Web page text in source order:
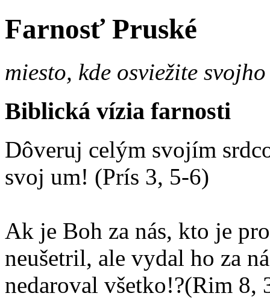
Farnosť Pruské
miesto, kde osviežite
Biblická vízia farnosti
Dôveruj celým svojím
svoj um! (Prís 3, 5-6)
Ak je Boh za nás, kto je
neušetril, ale vydal ho za
nedaroval všetko!?(Rim 8,